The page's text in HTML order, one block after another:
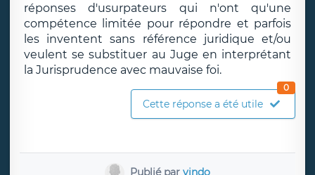
réponses d'usurpateurs qui n'ont qu'une
compétence limitée pour répondre et parfois
les inventent sans référence juridique et/ou
veulent se substituer au Juge en interprétant
la Jurisprudence avec mauvaise foi.
Cette réponse a été utile
0
Publié par vindo